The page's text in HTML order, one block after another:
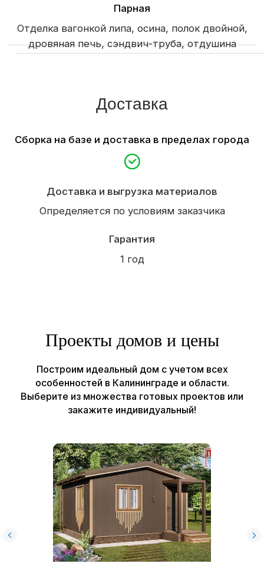
Проекты домов и цены
Построим идеальный дом с учетом всех
особенностей в Калининграде и области.
Выберите из множества готовых проектов или
закажите индивидуальный!
Россия, Калининград, пос. Шоссейное,
ул.Парковая 1-з.
Рассчитать проект →
+7 (921) 710-37-55
Строим
Каркасные и СИП дома
© Все права защищены, ИП Шум Владимир Сергеевич
ИНН 390615131966
Пользовательское соглашение